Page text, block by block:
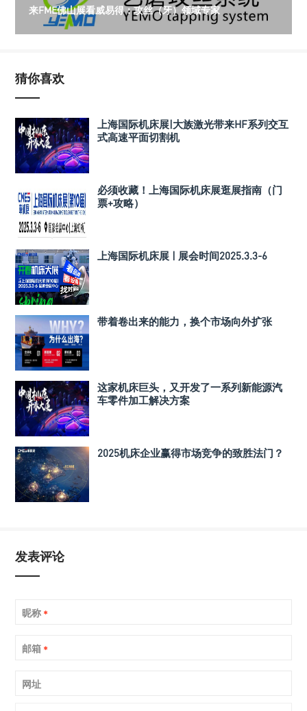
来FME佛山展看威易得：攻丝（牙）领域专家
猜你喜欢
上海国际机床展|大族激光带来HF系列交互
式高速平面切割机
必须收藏！上海国际机床展逛展指南（门
票+攻略）
上海国际机床展 | 展会时间2025.3.3-6
带着卷出来的能力，换个市场向外扩张
这家机床巨头，又开发了一系列新能源汽
车零件加工解决方案
2025机床企业赢得市场竞争的致胜法门？
发表评论
昵称 *
邮箱 *
网址